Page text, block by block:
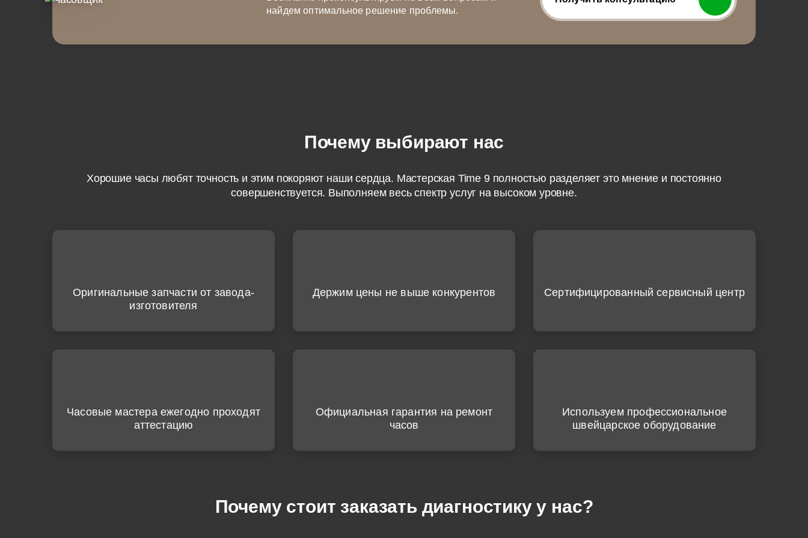
найдем оптимальное решение проблемы.
Почему выбирают нас
Хорошие часы любят точность и этим покоряют наши сердца. Мастерская Time 9 полностью разделяет это мнение и постоянно
совершенствуется. Выполняем весь спектр услуг на высоком уровне.
Оригинальные запчасти от завода-
изготовителя
Держим цены не выше конкурентов Сертифицированный сервисный центр
Часовые мастера ежегодно проходят
аттестацию
Официальная гарантия на ремонт
часов
Используем профессиональное
швейцарское оборудование
Почему стоит заказать диагностику у нас?